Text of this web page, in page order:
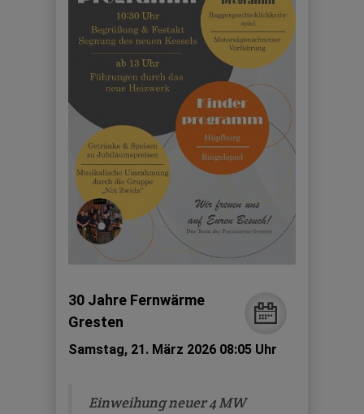
30 Jahre Fernwärme
Gresten
Samstag, 21. März 2026 08:05 Uhr
Einweihung neuer 4 MW